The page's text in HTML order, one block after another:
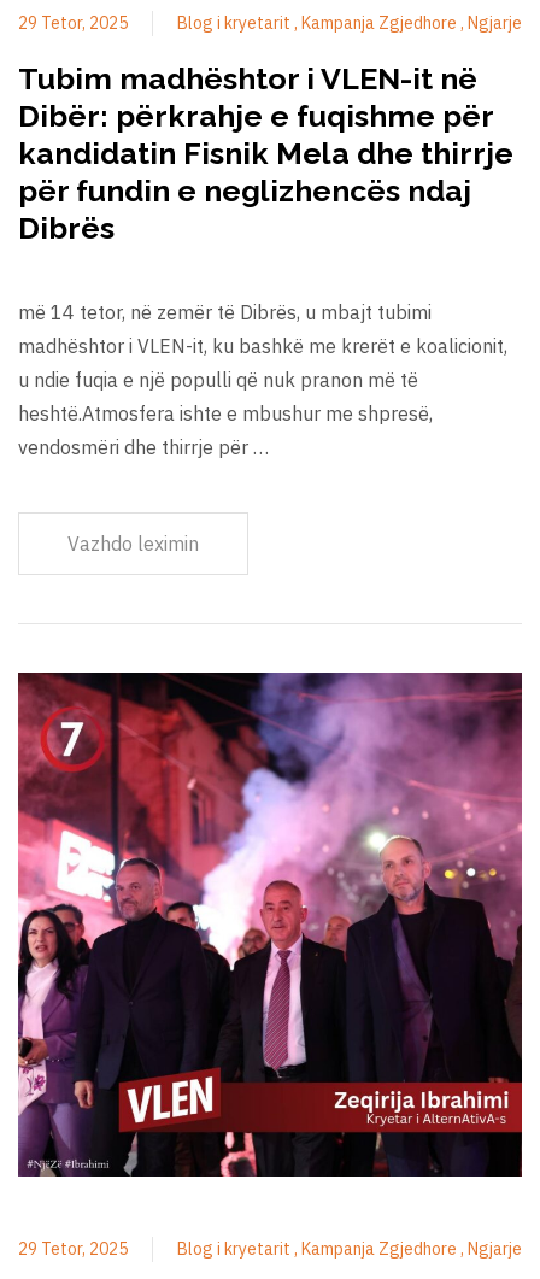
29 Tetor, 2025 Blog i kryetarit Kampanja Zgjedhore Ngjarje
Tubim madhështor i VLEN-it në
Dibër: përkrahje e fuqishme për
kandidatin Fisnik Mela dhe thirrje
për fundin e neglizhencës ndaj
Dibrës
më 14 tetor, në zemër të Dibrës, u mbajt tubimi
madhështor i VLEN-it, ku bashkë me krerët e koalicionit,
u ndie fuqia e një populli që nuk pranon më të
heshtë.Atmosfera ishte e mbushur me shpresë,
vendosmëri dhe thirrje për …
Vazhdo leximin
29 Tetor, 2025 Blog i kryetarit Kampanja Zgjedhore Ngjarje